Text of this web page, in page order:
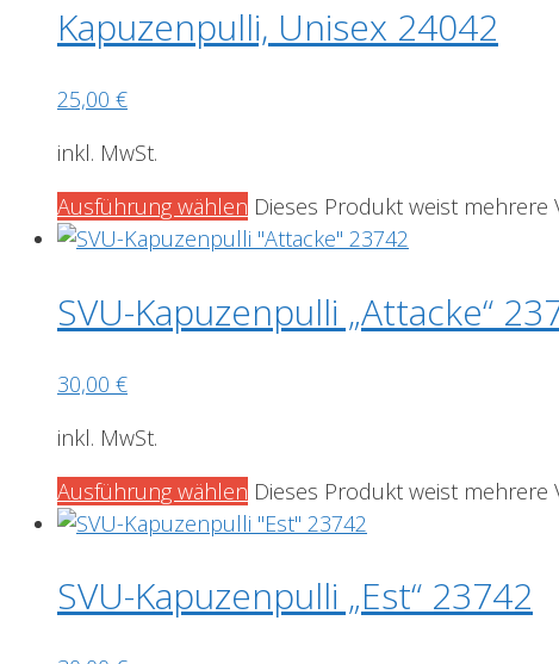
Kapuzenpulli, Unisex 24042
25,00 €
inkl. MwSt.
Ausführung wählen Dieses Produkt weist
SVU-Kapuzenpulli „Attacke“
30,00 €
inkl. MwSt.
Ausführung wählen Dieses Produkt weist
SVU-Kapuzenpulli „Est“ 23742